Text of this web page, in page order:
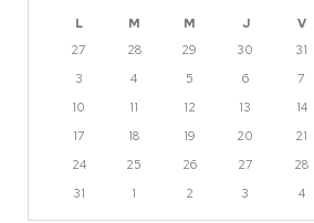
L M M J V
27
28 29 30 31
3
4 5 6 7
10
11 12 13 14
17
18 19 20 21
24
25 26 27 28
31
1 2 3 4